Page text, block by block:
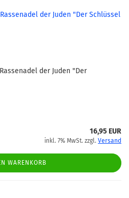
der Juden "Der
16,95 EUR
inkl. 7% MwSt. zzgl. Versand
WARENKORB